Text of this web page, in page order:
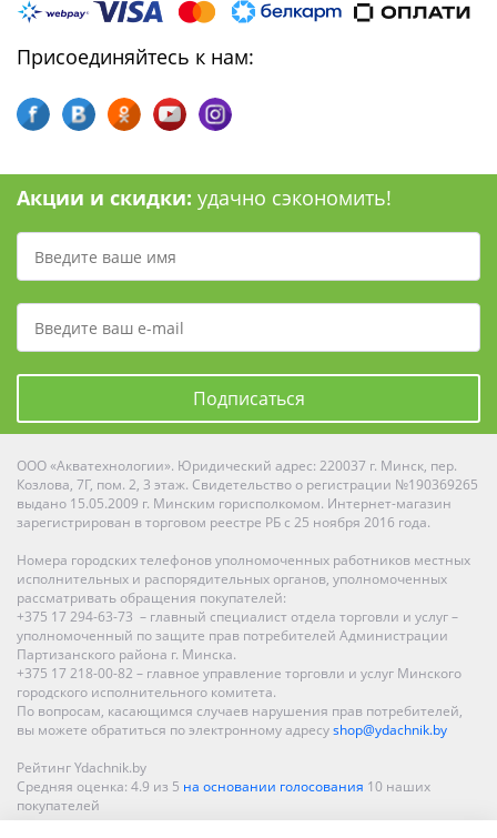
Присоединяйтесь к нам:
Акции и скидки: удачно сэкономить!
Подписаться
ООО «Акватехнологии». Юридический адрес: 220037 г. Минск, пер.
Козлова, 7Г, пом. 2, 3 этаж. Свидетельство о регистрации №190369265
выдано 15.05.2009 г. Минским горисполкомом. Интернет-магазин
зарегистрирован в торговом реестре РБ с 25 ноября 2016 года.
Номера городских телефонов уполномоченных работников местных
исполнительных и распорядительных органов, уполномоченных
рассматривать обращения покупателей:
+375 17 294-63-73 – главный специалист отдела торговли и услуг –
уполномоченный по защите прав потребителей Администрации
Партизанского района г. Минска.
+375 17 218-00-82 – главное управление торговли и услуг Минского
городского исполнительного комитета.
По вопросам, касающимся случаев нарушения прав потребителей,
вы можете обратиться по электронному адресуshop@ydachnik.by
Рейтинг Ydachnik.by
Средняя оценка: 4.9 из 5 на основании голосования 10 наших
покупателей